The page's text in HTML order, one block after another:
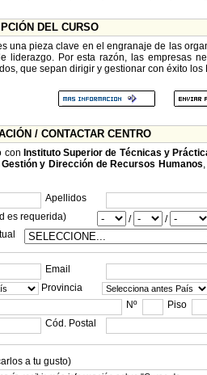
DEL CURSO
una pieza clave en el engranaje de las
liderazgo. Por esta razón, las empresas
que sepan dirigir y gestionar con éxito los
/ CONTACTAR CENTRO
con Instituto Superior de Técnicas y
y Dirección de Recursos Humanos
Apellidos
es requerida)
/
/
Email
Provincia
Nº
Piso
Cód. Postal
a tu gusto)